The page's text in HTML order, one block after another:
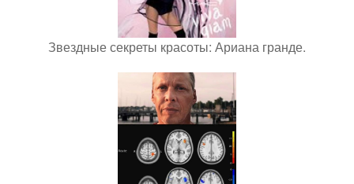
Звездные секреты красоты: Ариана гранде.